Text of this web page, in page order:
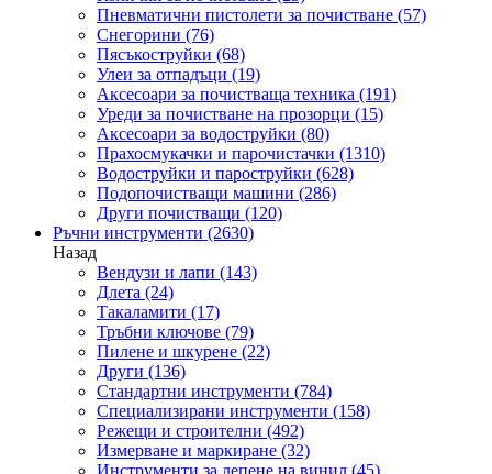
Пневматични пистолети за почистване (57)
Снегорини (76)
Пясъкоструйки (68)
Улеи за отпадъци (19)
Аксесоари за почистваща техника (191)
Уреди за почистване на прозорци (15)
Аксесоари за водоструйки (80)
Прахосмукачки и парочистачки (1310)
Водоструйки и пароструйки (628)
Подопочистващи машини (286)
Други почистващи (120)
Ръчни инструменти (2630)
Назад
Вендузи и лапи (143)
Длета (24)
Такаламити (17)
Тръбни ключове (79)
Пилене и шкурене (22)
Други (136)
Стандартни инструменти (784)
Специализирани инструменти (158)
Режещи и строителни (492)
Измерване и маркиране (32)
Инструменти за лепене на винил (45)